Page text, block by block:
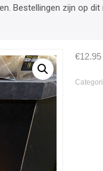
Bestellingen zijn op
€12.95